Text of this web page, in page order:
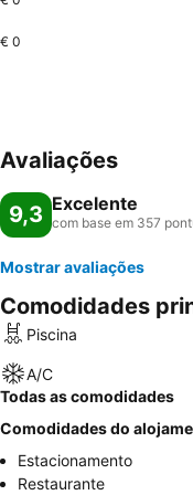
€ 0
Avaliações
9,3 Excelente
com base em 357
Mostrar avaliações
Comodidades
Piscina
A/C
Todas as comodidades
Comodidades do
Estacionamento
Restaurante